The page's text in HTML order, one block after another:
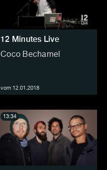
12 Minutes Live
Coco Bechamel
vom 12.01.2018
13:34